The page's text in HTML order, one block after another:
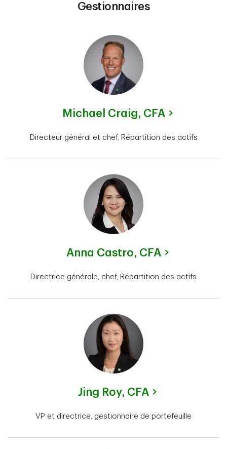
Gestionnaires
Michael Craig, CFA
Directeur général et chef, Répartition des actifs
Anna Castro, CFA
Directrice générale, chef, Répartition des actifs
Jing Roy, CFA
VP et directrice, gestionnaire de portefeuille